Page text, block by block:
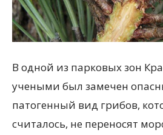
В одной из парковых зон
учеными был замечен
патогенный вид грибов,
считалось, не переносят